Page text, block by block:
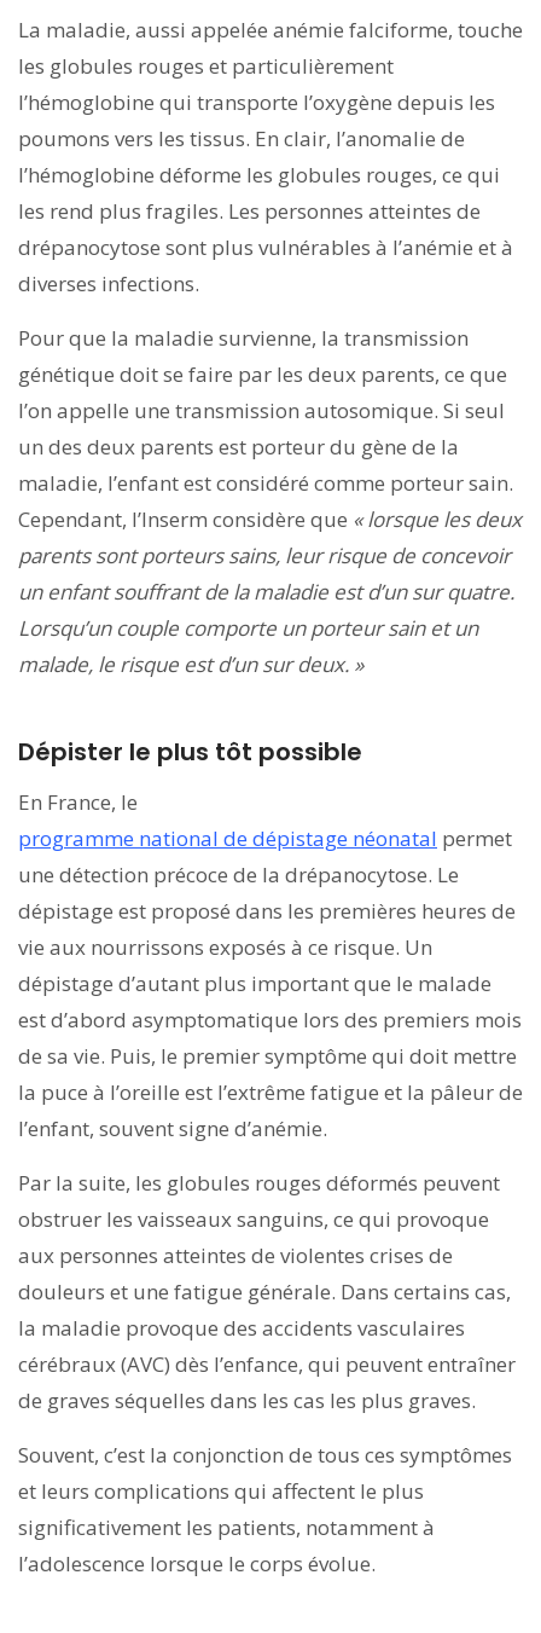
La maladie, aussi appelée anémie falciforme, touche
les globules rouges et particulièrement
l’hémoglobine qui transporte l’oxygène depuis les
poumons vers les tissus. En clair, l’anomalie de
l’hémoglobine déforme les globules rouges, ce qui
les rend plus fragiles. Les personnes atteintes de
drépanocytose sont plus vulnérables à l’anémie et à
diverses infections.
Pour que la maladie survienne, la transmission
génétique doit se faire par les deux parents, ce que
l’on appelle une transmission autosomique. Si seul
un des deux parents est porteur du gène de la
maladie, l’enfant est considéré comme porteur sain.
Cependant, l’Inserm considère que «lorsque les deux
parents sont porteurs sains, leur risque de concevoir
un enfant souffrant de la maladie est d’un sur quatre.
Lorsqu’un couple comporte un porteur sain et un
malade, le risque est d’un sur deux. »
Dépister le plus tôt possible
En France, le
programme national de dépistage néonatal permet
une détection précoce de la drépanocytose. Le
dépistage est proposé dans les premières heures de
vie aux nourrissons exposés à ce risque. Un
dépistage d’autant plus important que le malade
est d’abord asymptomatique lors des premiers mois
de sa vie. Puis, le premier symptôme qui doit mettre
la puce à l’oreille est l’extrême fatigue et la pâleur de
l’enfant, souvent signe d’anémie.
Par la suite, les globules rouges déformés peuvent
obstruer les vaisseaux sanguins, ce qui provoque
aux personnes atteintes de violentes crises de
douleurs et une fatigue générale. Dans certains cas,
la maladie provoque des accidents vasculaires
cérébraux (AVC) dès l’enfance, qui peuvent entraîner
de graves séquelles dans les cas les plus graves.
Souvent, c’est la conjonction de tous ces symptômes
et leurs complications qui affectent le plus
significativement les patients, notamment à
l’adolescence lorsque le corps évolue.